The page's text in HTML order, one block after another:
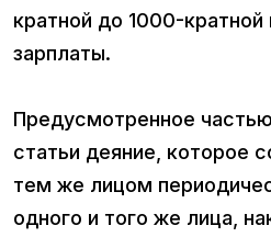
кратной до 1000-
зарплаты.
Предусмотренное
статьи деяние, которое
тем же лицом
одного и того же лица,